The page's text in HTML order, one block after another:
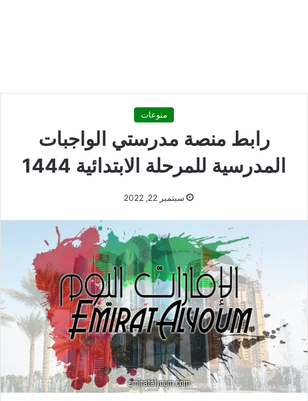
منوعات
رابط منصة مدرستي الواجبات
المدرسية للمرحلة الابتدائية 1444
سبتمبر 22, 2022